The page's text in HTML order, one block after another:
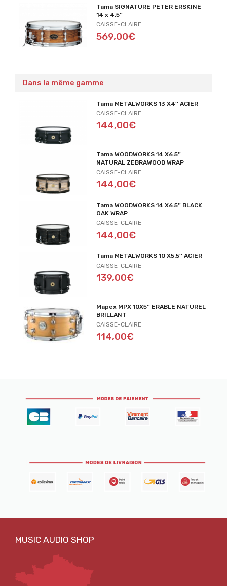
Tama SIGNATURE PETER ERSKINE
14 x 4,5''
CAISSE-CLAIRE
569,00€
Dans la même gamme
Tama METALWORKS 13 X4'' ACIER
CAISSE-CLAIRE
144,00€
Tama WOODWORKS 14 X6.5''
NATURAL ZEBRAWOOD WRAP
CAISSE-CLAIRE
144,00€
Tama WOODWORKS 14 X6.5'' BLACK
OAK WRAP
CAISSE-CLAIRE
144,00€
Tama METALWORKS 10 X5.5'' ACIER
CAISSE-CLAIRE
139,00€
Mapex MPX 10X5'' ERABLE NATUREL
BRILLANT
CAISSE-CLAIRE
114,00€